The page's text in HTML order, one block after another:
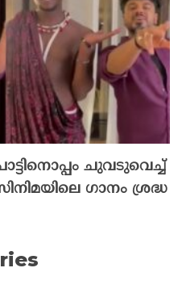
ചുവടുവെച്ച്
ഗാനം ശ്രദ്ധ